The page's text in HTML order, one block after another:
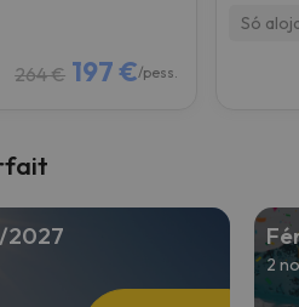
264 € 197 €/pess.
Só
2027
2